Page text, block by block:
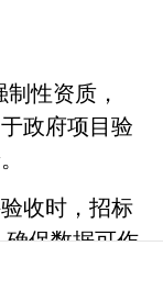
制性资质，
政府项目验
收时，招标
保数据可作